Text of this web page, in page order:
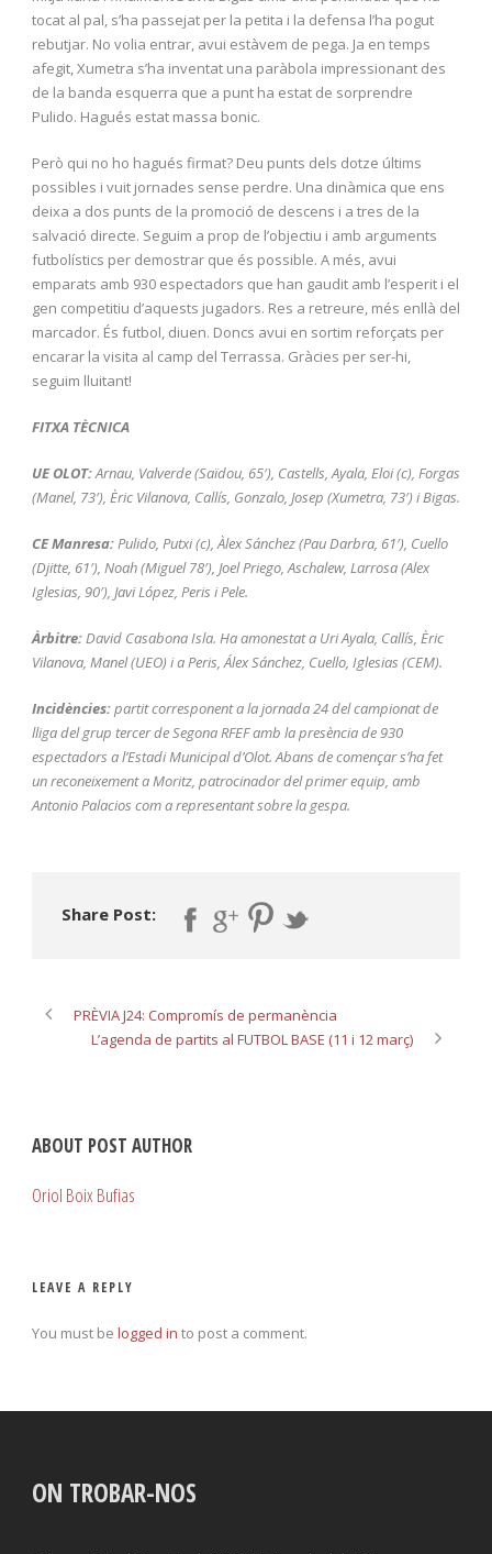
tocat al pal, s’ha passejat per la petita i la defensa l’ha pogut
rebutjar. No volia entrar, avui estàvem de pega. Ja en temps
afegit, Xumetra s’ha inventat una paràbola impressionant des
de la banda esquerra que a punt ha estat de sorprendre
Pulido. Hagués estat massa bonic.
Però qui no ho hagués firmat? Deu punts dels dotze últims
possibles i vuit jornades sense perdre. Una dinàmica que ens
deixa a dos punts de la promoció de descens i a tres de la
salvació directe. Seguim a prop de l’objectiu i amb arguments
futbolístics per demostrar que és possible. A més, avui
emparats amb 930 espectadors que han gaudit amb l’esperit i el
gen competitiu d’aquests jugadors. Res a retreure, més enllà del
marcador. És futbol, diuen. Doncs avui en sortim reforçats per
encarar la visita al camp del Terrassa. Gràcies per ser-hi,
seguim lluitant!
FITXA TÈCNICA
UE OLOT:Arnau, Valverde (Saïdou, 65′), Castells, Ayala, Eloi (c), Forgas
(Manel, 73′), Èric Vilanova, Callís, Gonzalo, Josep (Xumetra, 73′) i Bigas.
CE Manresa:Pulido, Putxi (c), Àlex Sánchez (Pau Darbra, 61′), Cuello
(Djitte, 61′), Noah (Miguel 78′), Joel Priego, Aschalew, Larrosa (Alex
Iglesias, 90′), Javi López, Peris i Pele.
Àrbitre:David Casabona Isla. Ha amonestat a Uri Ayala, Callís, Èric
Vilanova, Manel (UEO) i a Peris, Álex Sánchez, Cuello, Iglesias (CEM).
Incidències:partit corresponent a la jornada 24 del campionat de
lliga del grup tercer de Segona RFEF amb la presència de 930
espectadors a l’Estadi Municipal d’Olot. Abans de començar s’ha fet
un reconeixement a Moritz, patrocinador del primer equip, amb
Antonio Palacios com a representant sobre la gespa.
Share Post:
PRÈVIA J24: Compromís de permanència
L’agenda de partits al FUTBOL BASE (11 i 12 març)
ABOUT POST AUTHOR
Oriol Boix Bufias
LEAVE A REPLY
You must be logged in to post a comment.
ON TROBAR-NOS